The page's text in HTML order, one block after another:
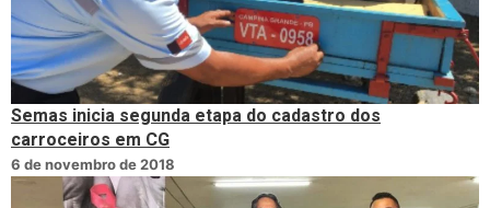
Semas inicia segunda etapa do cadastro dos
carroceiros em CG
6 de novembro de 2018